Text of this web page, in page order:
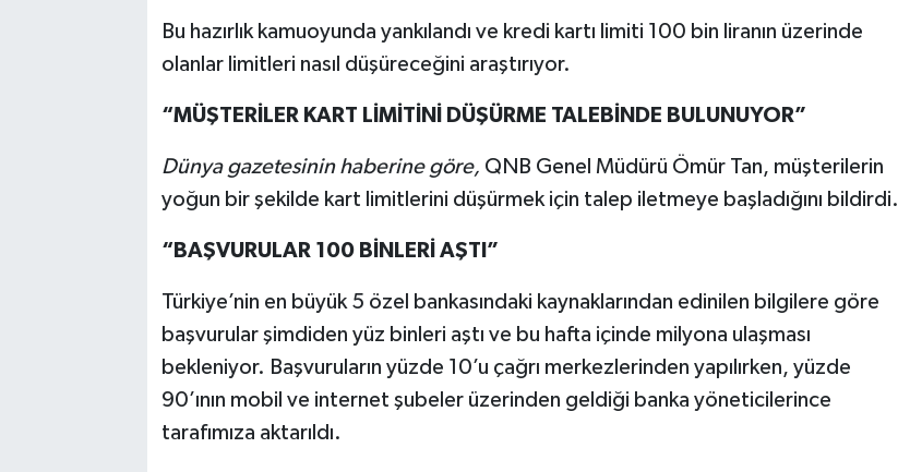
Bu hazırlık kamuoyunda yankılandı ve kredi kartı limiti 100 bin liranın üzerinde
olanlar limitleri nasıl düşüreceğini araştırıyor.
“MÜŞTERİLER KART LİMİTİNİ DÜŞÜRME TALEBİNDE BULUNUYOR”
Dünya gazetesinin haberine göre, QNB Genel Müdürü Ömür Tan, müşterilerin
yoğun bir şekilde kart limitlerini düşürmek için talep iletmeye başladığını bildirdi.
“BAŞVURULAR 100 BİNLERİ AŞTI”
Türkiye’nin en büyük 5 özel bankasındaki kaynaklarından edinilen bilgilere göre
başvurular şimdiden yüz binleri aştı ve bu hafta içinde milyona ulaşması
bekleniyor. Başvuruların yüzde 10’u çağrı merkezlerinden yapılırken, yüzde
90’ının mobil ve internet şubeler üzerinden geldiği banka yöneticilerince
tarafımıza aktarıldı.